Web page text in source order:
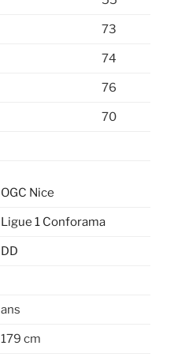
73
74
76
70
OGC Nice
Ligue 1 Conforama
DD
ans
179 cm